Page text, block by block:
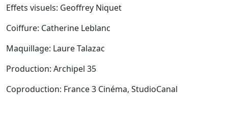
Effets visuels: Geoffrey Niquet
Coiffure: Catherine Leblanc
Maquillage: Laure Talazac
Production: Archipel 35
Coproduction: France 3 Cinéma, StudioCanal